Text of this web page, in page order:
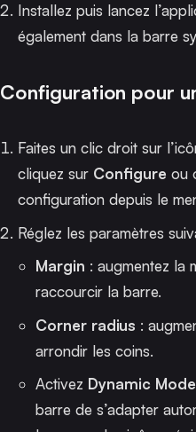
Installez puis lancez
également dans la barre
Configuration pour
Faites un clic droit sur
cliquez sur Configure ou
configuration depuis le
Réglez les paramètres
Margin : augmentez la
raccourcir la barre.
Corner radius :
arrondir les coins.
Activez Dynamic Mode
barre de s’adapter